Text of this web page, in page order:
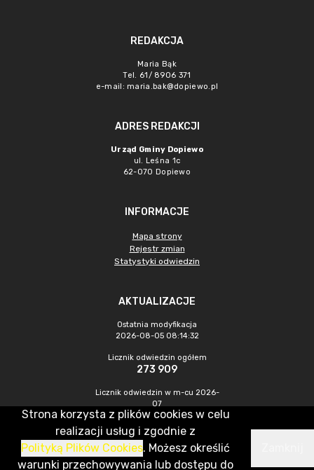
REDAKCJA
Maria Bąk
Tel. 61/ 8906 371
e-mail: maria.bak@dopiewo.pl
ADRES REDAKCJI
Urząd Gminy Dopiewo
ul. Leśna 1c
62-070 Dopiewo
INFORMACJE
Mapa strony
Rejestr zmian
Statystyki odwiedzin
AKTUALIZACJE
Ostatnia modyfikacja
2026-08-05 08:14:32
Licznik odwiedzin ogółem
273 909
Licznik odwiedzin w m-cu 2026-
07
698
CMS & Hosting: Nefeni Sp. z o.o.
Strona korzysta z plików cookies w celu
realizacji usług i zgodnie z
Polityką Plików Cookies. Możesz określić
warunki przechowywania lub dostępu do